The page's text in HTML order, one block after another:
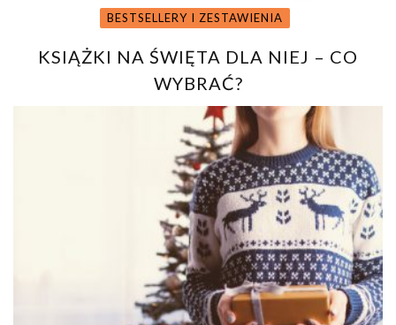
BESTSELLERY I ZESTAWIENIA
KSIĄŻKI NA ŚWIĘTA DLA NIEJ – CO
WYBRAĆ?